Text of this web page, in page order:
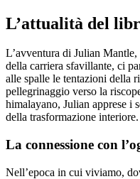
L’attualità del
L’avventura di Julian
della carriera sfavillante, ci
alle spalle le tentazioni della
pellegrinaggio verso la
himalayano, Julian apprese i
della trasformazione interiore.
La connessione con
Nell’epoca in cui viviamo,